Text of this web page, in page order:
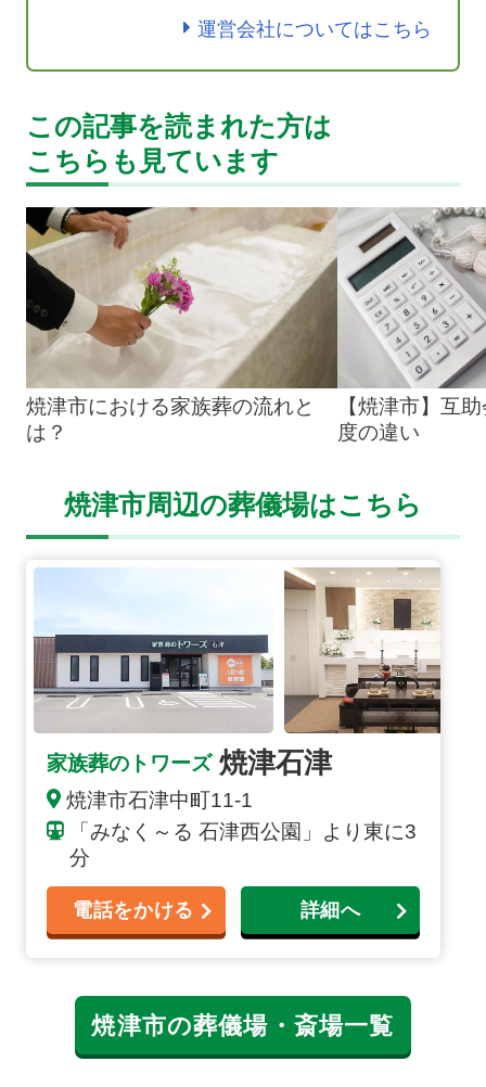
運営会社についてはこちら
この記事を読まれた方は
こちらも見ています
焼津市における家族葬の流れと
は？
【焼津市】互
度の違い
焼津市周辺の葬儀場はこちら
家族葬のトワーズ 焼津石津
焼津市石津中町11-1
「みなく～る 石津西公園」より東に3
分
電話をかける 詳細へ
焼津石津の詳細へ
焼津市の葬儀場・斎場一覧